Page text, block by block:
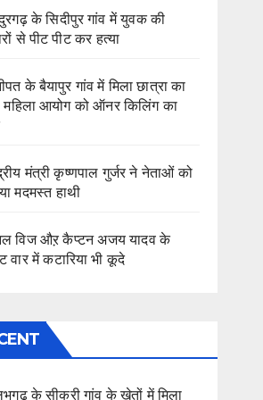
के सिदीपुर गांव में युवक की
से पीट पीट कर हत्या
के बैयापुर गांव में मिला छात्रा का
आयोग को ऑनर किलिंग का
मंत्री कृष्णपाल गुर्जर ने नेताओं को
मदमस्त हाथी
विज औऱ कैप्टन अजय यादव के
वार में कटारिया भी कूदे
के सीकरी गांव के खेतों में मिला